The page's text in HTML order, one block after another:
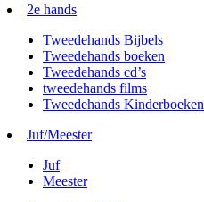
2e hands
Tweedehands Bijbels
Tweedehands boeken
Tweedehands cd’s
tweedehands films
Tweedehands Kinderboeken
Juf/Meester
Juf
Meester